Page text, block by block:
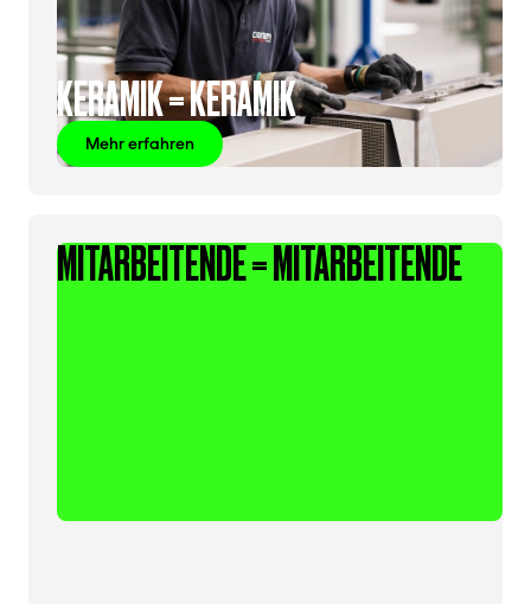
KERAMIK = KERAMIK
Mehr erfahren
MITARBEITENDE = MITARBEITENDE